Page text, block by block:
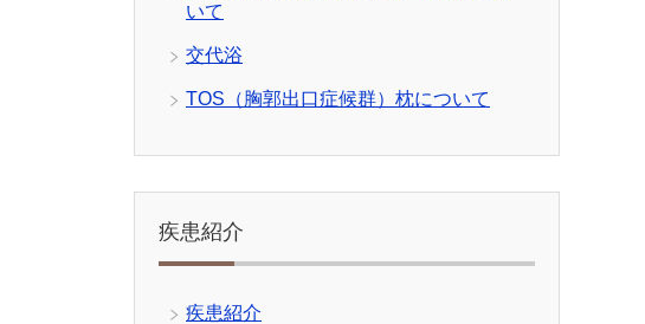
いて
交代浴
TOS（胸郭出口症候群）枕について
疾患紹介
疾患紹介